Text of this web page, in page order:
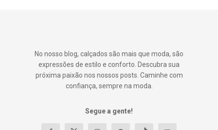
No nosso blog, calçados são mais que moda, são
expressões de estilo e conforto. Descubra sua
próxima paixão nos nossos posts. Caminhe com
confiança, sempre na moda.
Segue a gente!